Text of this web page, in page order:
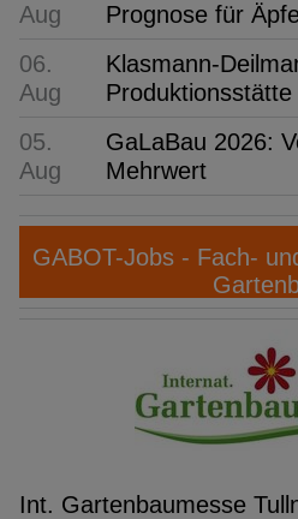
Aug
Prognose für
06.
Aug
Klasmann-
05.
Aug
GaLaBau 2026:
Mehrwert
GABOT-Jobs - Fach-
Int. Gartenbaumesse